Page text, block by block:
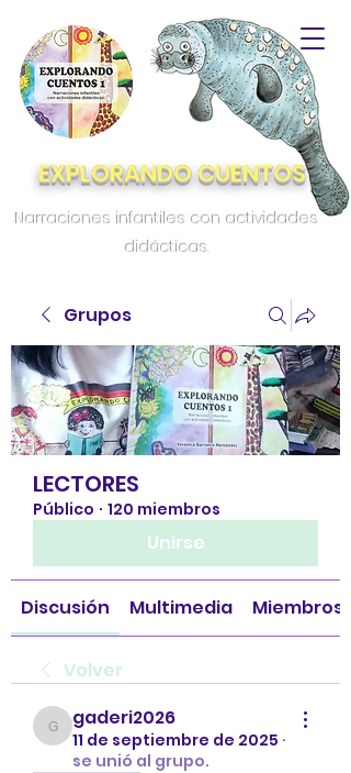
EXPLORANDO CUENTOS
Narraciones infantiles con actividades
didácticas.
Grupos
LECTORES
Público · 120 miembros
Unirse
Discusión Multimedia Miembros
Volver
gaderi2026
gaderi2026
11 de septiembre de 2025 ·
se unió al grupo.